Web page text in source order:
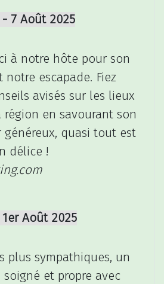
7 Août 2025
à notre hôte pour son
escapade. Fiez
avisés sur les lieux
en savourant son
quasi tout est
délice !
Août 2025
plus sympathiques, un
et propre avec